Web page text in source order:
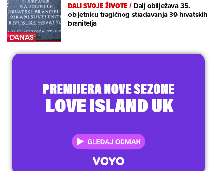
DALI SVOJE ŽIVOTE/Dalj obilježava 35.
obljetnicu tragičnog stradavanja 39 hrvatskih
branitelja